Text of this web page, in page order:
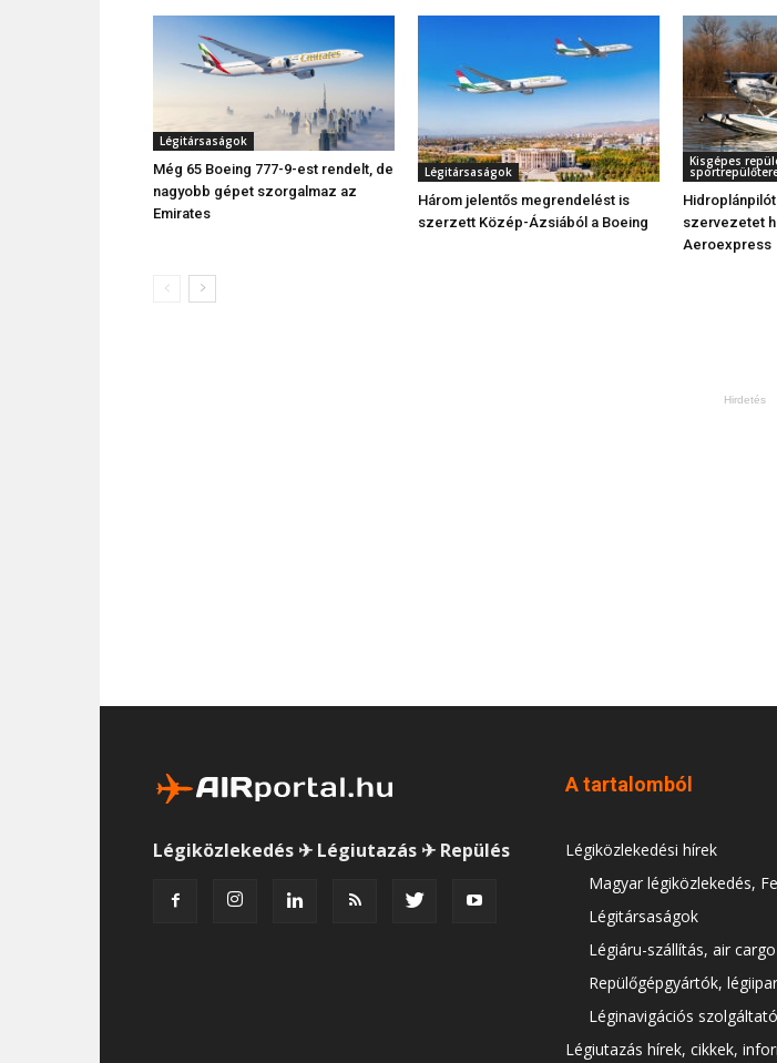
Légitársaságok
Még 65 Boeing 777-9-est rendelt, de
nagyobb gépet szorgalmaz az
Emirates
Légitársaságok
Három jelentős megrendelést is
szerzett Közép-Ázsiából a Boeing
Kisgépes
szervezetet
Aeroexpress
Hirdetés
Légiközlekedés ✈ Légiutazás ✈ Repülés
A tartalomból
Légiközlekedési hírek
Magyar légiközlekedés,
Légitársaságok
Légiáru-szállítás, air cargo
Repülőgépgyártók, légiipar
Léginavigációs
Légiutazás hírek, cikkek,